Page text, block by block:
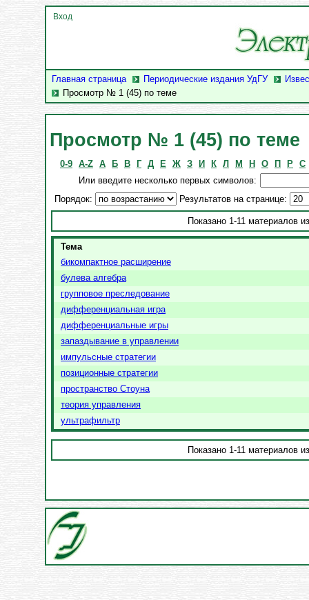
Главная страница Периодические издания УдГУ
Просмотр № 1 (45) по теме
Вход
Просмотр № 1 (45) по теме
0-9 A-Z А Б В Г Д Е Ж З И К Л М Н О П Р С
Или введите несколько первых символов:
Порядок:
Результатов на странице:
Показано 1-11 материалов
Тема
бикомпактное расширение
булева алгебра
групповое преследование
дифференциальная игра
дифференциальные игры
запаздывание в управлении
импульсные стратегии
позиционные стратегии
пространство Стоуна
теория управления
ультрафильтр
Показано 1-11 материалов